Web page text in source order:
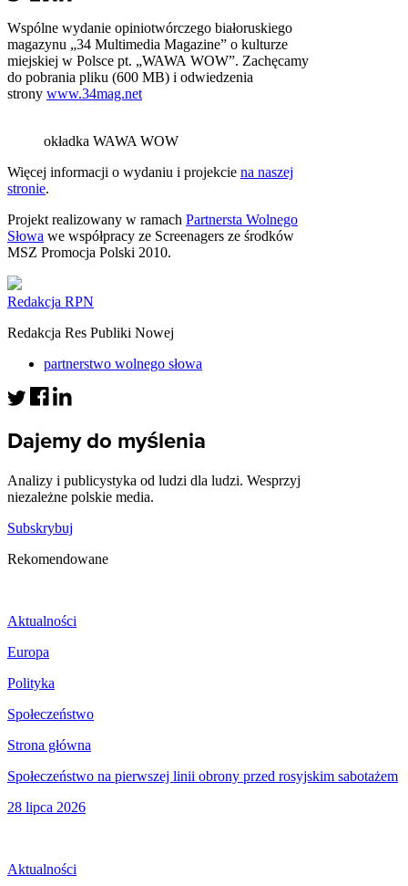
Wspólne wydanie opiniotwórczego białoruskiego
magazynu „34 Multimedia Magazine” o kulturze
miejskiej w Polsce pt. „WAWA WOW”. Zachęcamy
do pobrania pliku (600 MB) i odwiedzenia
strony www.34mag.net
okładka WAWA WOW
Więcej informacji o wydaniu i projekcie na naszej
stronie.
Projekt realizowany w ramach Partnersta Wolnego
Słowa we współpracy ze Screenagers ze środków
MSZ Promocja Polski 2010.
Redakcja RPN
Redakcja Res Publiki Nowej
partnerstwo wolnego słowa
Dajemy do myślenia
Analizy i publicystyka od ludzi dla ludzi. Wesprzyj
niezależne polskie media.
Subskrybuj
Rekomendowane
Aktualności
Europa
Polityka
Społeczeństwo
Strona główna
Społeczeństwo na pierwszej linii obrony przed rosyjskim sabotażem
28 lipca 2026
Aktualności